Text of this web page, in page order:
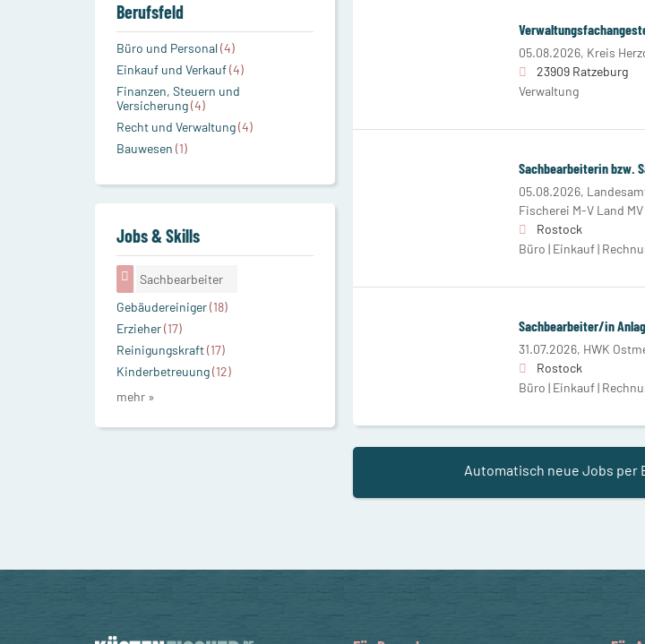
05.08.2026, Kreis
23909 Ratzeburg
Verwaltung
Sachbearbeiterin bzw.
05.08.2026,
Fischerei M-V Land MV
Rostock
Büro | Einkauf |
Sachbearbeiter/in
31.07.2026, HWK
Rostock
Büro | Einkauf |
Automatisch neue Jobs per
Berufsfeld
Büro und Personal(4)
Einkauf und Verkauf(4)
Finanzen, Steuern und
Versicherung(4)
Recht und Verwaltung(4)
Bauwesen (1)
Jobs & Skills
Sachbearbeiter
Gebäudereiniger(18)
Erzieher(17)
Reinigungskraft(17)
Kinderbetreuung(12)
mehr »